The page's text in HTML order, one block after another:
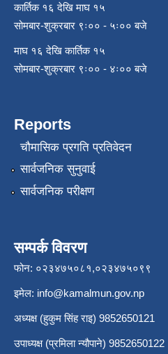
कार्तिक १६ देखि माघ १५
सोमबार-शुक्रबार ९ः०० - ५ः०० बजे
माघ १६ देखि कार्तिक १५
सोमबार-शुक्रबार ९ः०० - ४ः०० बजे
Reports
चौमासिक प्रगति प्रतिवेदन
सार्वजनिक सुनुवाई
सार्वजनिक परीक्षण
सम्पर्क विवरण
फोन: ०२३४७५०८१,०२३४७५०९९
इमेल: info@kamalmun.gov.np
अध्यक्ष (हुकुम सिंह राइ) 9852650121
उपाध्यक्ष (प्रमिला न्यौपाने) 9852650122